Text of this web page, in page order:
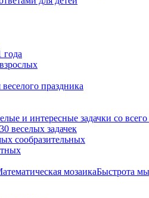
праздника
и интересные задачки со всего
веселых задачек
сообразительных
мозаикаБыстрота